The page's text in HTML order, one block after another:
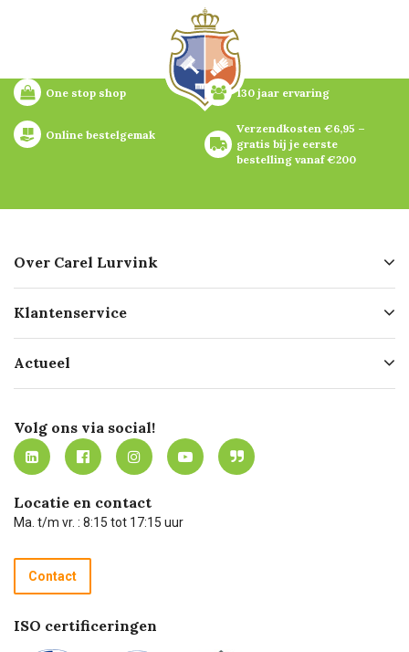
One stop shop 130 jaar ervaring
Online bestelgemak
Verzendkosten €6,95 –
gratis bij je eerste
bestelling vanaf €200
Over Carel Lurvink
Geschiedenis
Missie
Werken bij Carel Lurvink
MVO
Klantenservice
Bezorgen
Mijn Carel Lurvink
Mijn Carel Lurvink instructievideo's
Carel Lurvink App
Hulp op afstand
Technische dienst
Recycle programma
Betalen
Actueel
Innovation LAB
Tevreden klanten
Carel Lurvink Blog
Carel de podcast
Volg ons via social!
Locatie en contact
Ma. t/m vr. : 8:15 tot 17:15 uur
Contact
ISO certificeringen